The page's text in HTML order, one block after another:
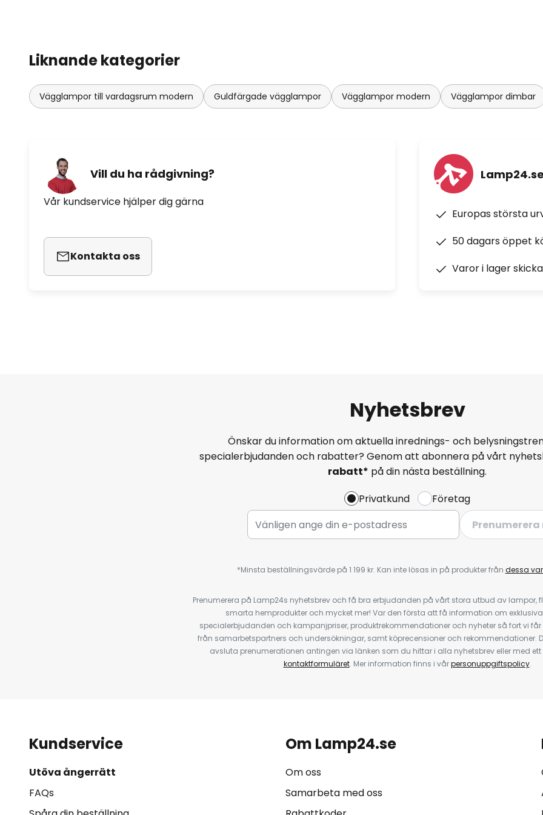
Liknande kategorier
Vägglampor till vardagsrum modern Guldfärgade vägglampor Vägglampor modern Vägglampor dimbar
Vill du ha rådgivning?
Vår kundservice hjälper dig gärna
Kontakta oss
Europas största
50 dagars öppet
Varor i lager
Nyhetsbrev
Önskar du information om aktuella inrednings- och
specialerbjudanden och rabatter? Genom att abonnera på vårt
rabatt* på din nästa beställning.
Privatkund
Företag
Prenumerera
*Minsta beställningsvärde på 1 199 kr. Kan inte lösas in på produkter från dessa
Prenumerera på Lamp24s nyhetsbrev och få bra erbjudanden på vårt stora utbud av lampor,
smarta hemprodukter och mycket mer! Var den första att få information om
specialerbjudanden och kampanjpriser, produktrekommendationer och nyheter så fort vi
från samarbetspartners och undersökningar, samt köprecensioner och rekommendationer.
avsluta prenumerationen antingen via länken som du hittar i alla nyhetsbrev eller med
kontaktformuläret. Mer information finns i vårpersonuppgiftspolicy.
Kundservice
Utöva ångerrätt
FAQs
Om Lamp24.se
Om oss
Samarbeta med oss